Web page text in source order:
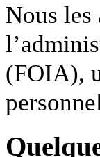
Nous les
(FOIA),